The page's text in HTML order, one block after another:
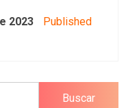
2023
Published